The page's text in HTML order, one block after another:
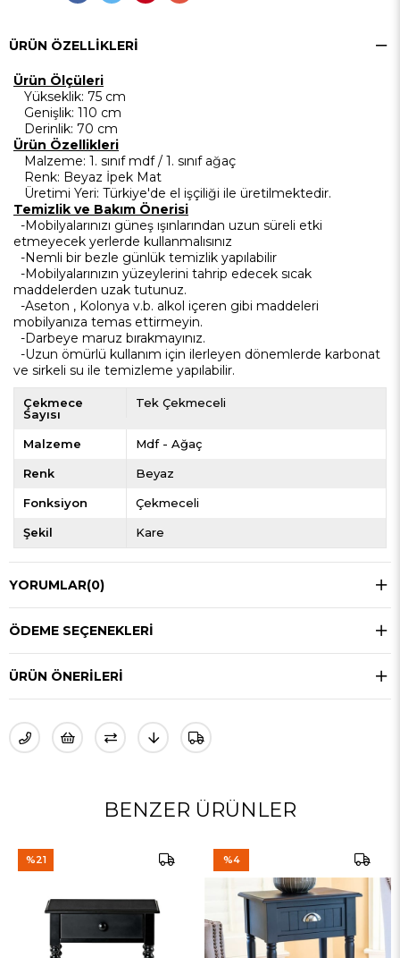
ÜRÜN ÖZELLIKLERI
Ürün Ölçüleri
Yükseklik: 75 cm
Genişlik: 110 cm
Derinlik: 70 cm
Ürün Özellikleri
Malzeme: 1. sınıf mdf / 1. sınıf ağaç
Renk: Beyaz İpek Mat
Üretimi Yeri: Türkiye'de el işçiliği ile üretilmektedir.
Temizlik ve Bakım Önerisi
-Mobilyalarınızı güneş ışınlarından uzun süreli etki
etmeyecek yerlerde kullanmalısınız
-Nemli bir bezle günlük temizlik yapılabilir
-Mobilyalarınızın yüzeylerini tahrip edecek sıcak
maddelerden uzak tutunuz.
-Aseton , Kolonya v.b. alkol içeren gibi maddeleri
mobilyanıza temas ettirmeyin.
-Darbeye maruz bırakmayınız.
-Uzun ömürlü kullanım için ilerleyen dönemlerde karbonat
ve sirkeli su ile temizleme yapılabilir.
Çekmece
Sayısı
Tek Çekmeceli
Malzeme Mdf - Ağaç
Renk Beyaz
Fonksiyon Çekmeceli
Şekil Kare
YORUMLAR(0)
ÖDEME SEÇENEKLERI
ÜRÜN ÖNERILERI
BENZER ÜRÜNLER